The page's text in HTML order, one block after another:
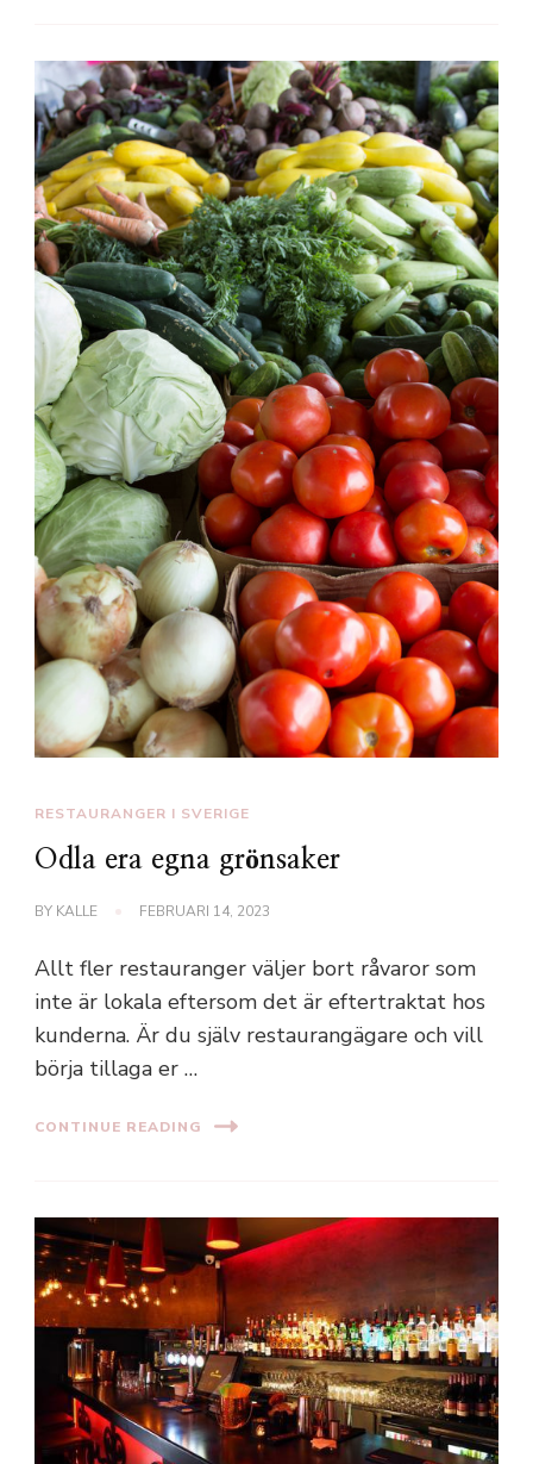
RESTAURANGER I SVERIGE
Odla era egna grönsaker
BY KALLE FEBRUARI 14, 2023
Allt fler restauranger väljer bort råvaror som
inte är lokala eftersom det är eftertraktat hos
kunderna. Är du själv restaurangägare och vill
börja tillaga er …
CONTINUE READING